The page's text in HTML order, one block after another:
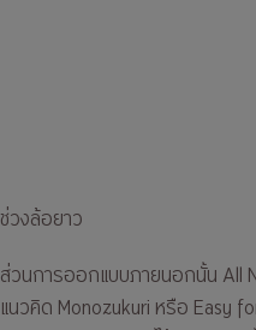
ช่วงล้อยาว
ส่วนการออกแบบภายนอกนั้น All
แนวคิด Monozukuri หรือ Easy